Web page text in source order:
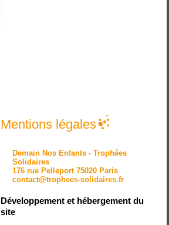
Mentions légales
Demain Nos Enfants - Trophées
Solidaires
176 rue Pelleport 75020 Paris
contact@trophees-solidaires.fr
Développement et hébergement du
site